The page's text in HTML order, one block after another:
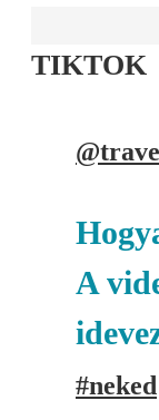
TIKTOK
A
#neked